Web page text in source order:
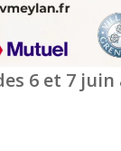
6 et 7